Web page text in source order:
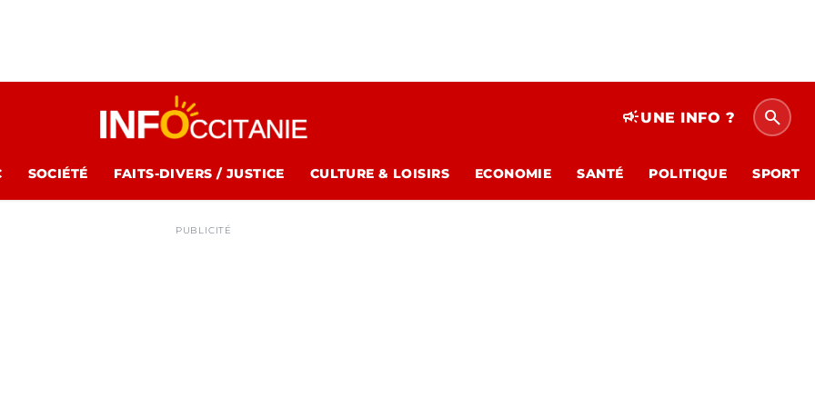
campaignUNE INFO ? search
SOCIÉTÉ FAITS-DIVERS / JUSTICE CULTURE & LOISIRS ECONOMIE SANTÉ POLITIQUE SPORT
PUBLICITÉ